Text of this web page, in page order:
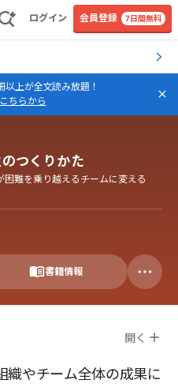
ログイン 会員登録 7日間無料
上が全文読み放題！
こちらから
つくりかた
困難を乗り越えるチームに変える
書籍情報
開く
織やチーム全体の成果に